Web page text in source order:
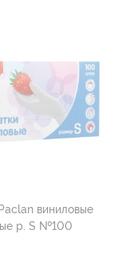
виниловые
р. S №100